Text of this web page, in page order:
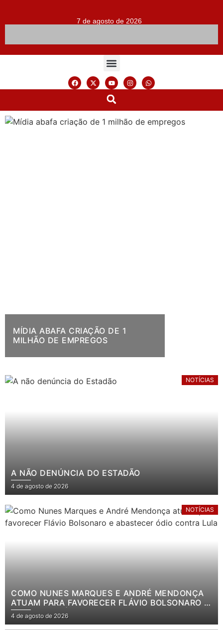
7 de agosto de 2026
MÍDIA ABAFA CRIAÇÃO DE 1
MILHÃO DE EMPREGOS
NOTÍCIAS
A NÃO DENÚNCIA DO ESTADÃO
4 de agosto de 2026
NOTÍCIAS
COMO NUNES MARQUES E ANDRÉ MENDONÇA
ATUAM PARA FAVORECER FLÁVIO BOLSONARO E
ABASTECER ÓDIO CONTRA LULA
4 de agosto de 2026